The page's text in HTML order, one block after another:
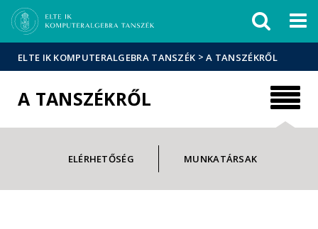
sajtóban
ELTE IK KOMPUTERALGEBRA TANSZÉK >A TANSZÉKRŐL
A TANSZÉKRŐL
ELÉRHETŐSÉG MUNKATÁRSAK